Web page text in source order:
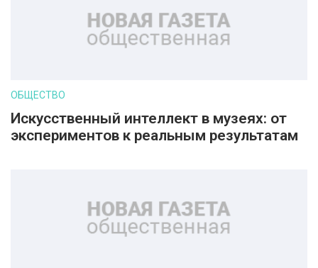
ОБЩЕСТВО
Искусственный интеллект в музеях: от
экспериментов к реальным результатам